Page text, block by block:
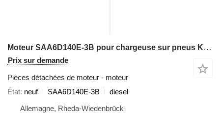
Moteur SAA6D140E-3B pour chargeuse sur pneus Komatsu WA500-3 PC750-6 D155AX-6
Prix sur demande
Pièces détachées de moteur - moteur
État neuf SAA6D140E-3B
diesel
Allemagne, Rheda-Wiedenbrück